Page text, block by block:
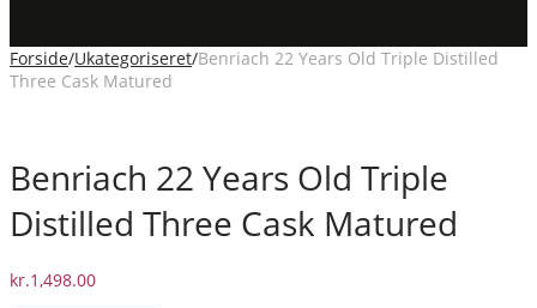
Forside/Ukategoriseret/Benriach 22 Years Old Triple Distilled
Three Cask Matured
Benriach 22 Years Old Triple
Distilled Three Cask Matured
kr.1,498.00